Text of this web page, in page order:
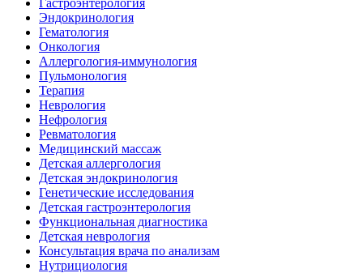
Гастроэнтерология
Эндокринология
Гематология
Онкология
Аллергология-иммунология
Пульмонология
Терапия
Неврология
Нефрология
Ревматология
Медицинский массаж
Детская аллергология
Детская эндокринология
Генетические исследования
Детская гастроэнтерология
Функциональная диагностика
Детская неврология
Консультация врача по анализам
Нутрициология